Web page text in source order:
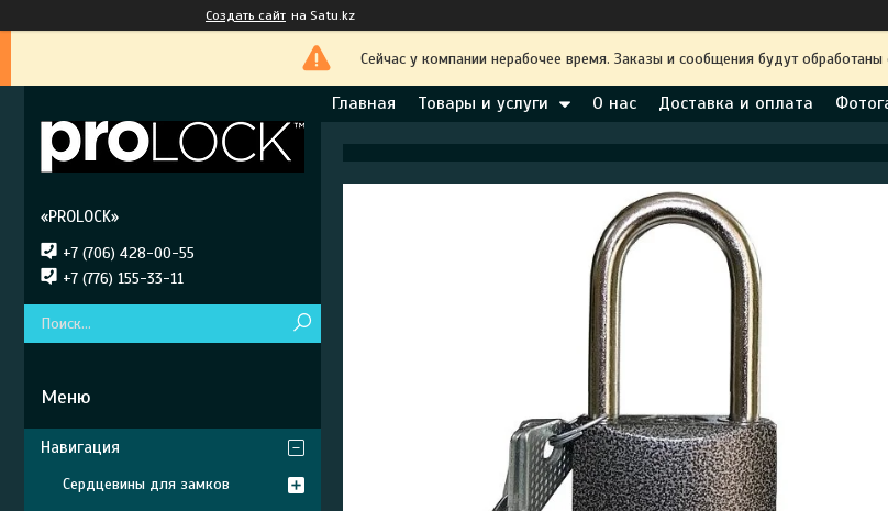
Создать сайт на Satu.kz
Сейчас у компании нерабочее время. Заказы и сообщения будут
Главная Товары и услуги О нас Доставка и оплата
«PROLOCK»
+7 (706) 428-00-55
+7 (776) 155-33-11
Навигация
Сердцевины для замков